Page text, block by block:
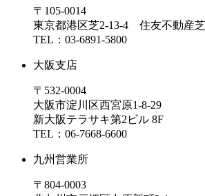
〒105-0014
東京都港区芝2-13-4 住友不動産
TEL：03-6891-5800
大阪支店
〒532-0004
大阪市淀川区西宮原1-8-29
新大阪テラサキ第2ビル 8F
TEL：06-7668-6600
九州営業所
〒804-0003